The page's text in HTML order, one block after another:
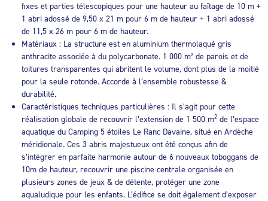
fixes et parties télescopiques pour une hauteur au faîtage de 10 m +
1 abri adossé de 9,50 x 21 m pour 6 m de hauteur + 1 abri adossé
de 11,5 x 26 m pour 6 m de hauteur.
Matériaux : La structure est en aluminium thermolaqué gris
anthracite associée à du polycarbonate. 1 000 m² de parois et de
toitures transparentes qui abritent le volume, dont plus de la moitié
pour la seule rotonde. Accorde à l’ensemble robustesse &
durabilité.
Caractéristiques techniques particulières : Il s’agit pour cette
réalisation globale de recouvrir l’extension de 1 500 m2 de l’espace
aquatique du Camping 5 étoiles Le Ranc Davaine, situé en Ardèche
méridionale. Ces 3 abris majestueux ont été conçus afin de
s’intégrer en parfaite harmonie autour de 6 nouveaux toboggans de
10m de hauteur, recouvrir une piscine centrale organisée en
plusieurs zones de jeux & de détente, protéger une zone
aqualudique pour les enfants. L’édifice se doit également d’exposer